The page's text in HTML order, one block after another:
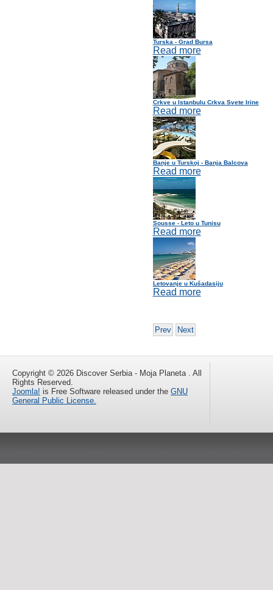
Turska - Grad Bursa
Read more
Crkve u Istanbulu Crkva Svete Irine
Read more
Banje u Turskoj - Banja Balcova
Read more
Sousse - Leto u Tunisu
Read more
Letovanje u Kušadasiju
Read more
Prev Next
Copyright © 2026 Discover Serbia - Moja Planeta . All
Rights Reserved.
Joomla! is Free Software released under the GNU
General Public License.